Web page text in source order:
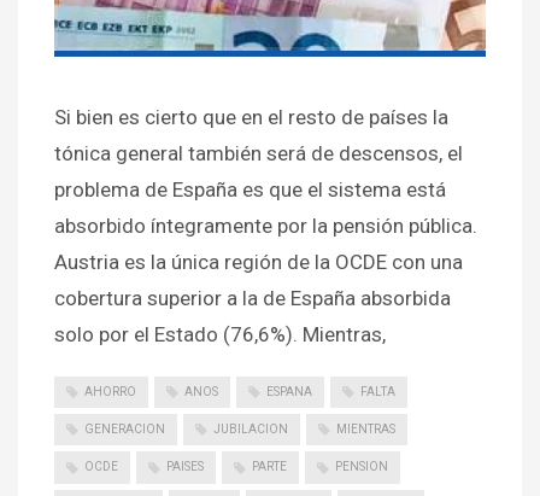
Si bien es cierto que en el resto de países la
tónica general también será de descensos, el
problema de España es que el sistema está
absorbido íntegramente por la pensión pública.
Austria es la única región de la OCDE con una
cobertura superior a la de España absorbida
solo por el Estado (76,6%). Mientras,
AHORRO ANOS ESPANA FALTA
GENERACION JUBILACION MIENTRAS
OCDE PAISES PARTE PENSION